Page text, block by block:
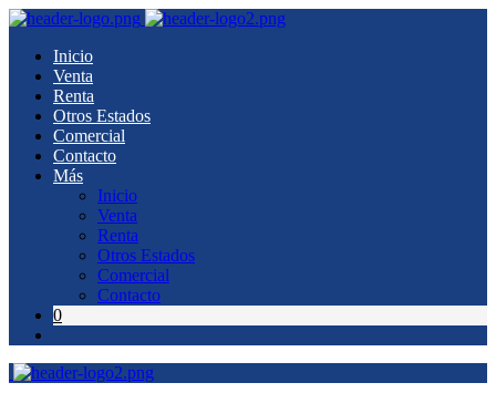
Inicio
Venta
Renta
Otros Estados
Comercial
Contacto
Más
Inicio
Venta
Renta
Otros Estados
Comercial
Contacto
0